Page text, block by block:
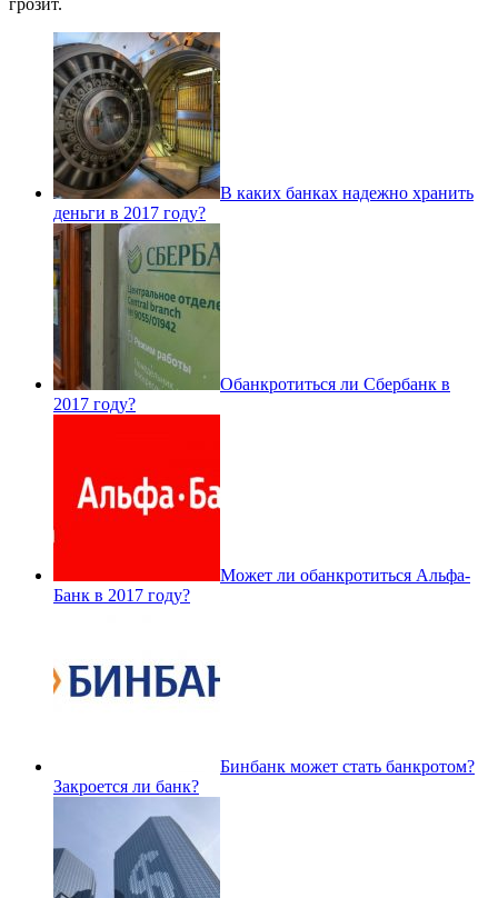
грозит.
В каких банках надежно хранить
деньги в 2017 году?
Обанкротиться ли Сбербанк в
2017 году?
Может ли обанкротиться Альфа-
Банк в 2017 году?
Бинбанк может стать банкротом?
Закроется ли банк?